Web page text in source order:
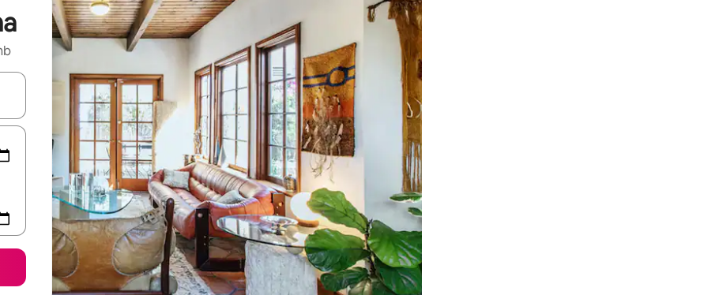
panah ke atas dan ke bawah atau jelajahi dengan sentuhan atau gerakan menggeser.